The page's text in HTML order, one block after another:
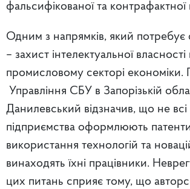
фальсифікованої та контрафактної
Одним з напрямків, який потребує
– захист інтелектуальної власності
промисловому секторі економіки.
Управління СБУ в Запорізькій
Данилевський відзначив, що не
підприємства оформлюють
використання технологій та
винаходять їхні працівники.
цих питань сприяє тому, що